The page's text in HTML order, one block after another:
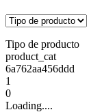
Tipo de producto
product_cat
6a762aa456ddd
1
0
Loading....